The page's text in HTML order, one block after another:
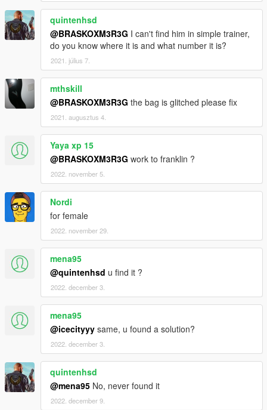
quintenhsd
@BRASKOXM3R3G I can't find him in simple trainer,
do you know where it is and what number it is?
2021. július 7.
mthskill
@BRASKOXM3R3G the bag is glitched please fix
2021. augusztus 4.
Yaya xp 15
@BRASKOXM3R3G work to franklin ?
2022. november 5.
Nordi
for female
2022. november 29.
mena95
@quintenhsd u find it ?
2022. december 3.
mena95
@icecityyy same, u found a solution?
2022. december 3.
quintenhsd
@mena95 No, never found it
2022. december 9.